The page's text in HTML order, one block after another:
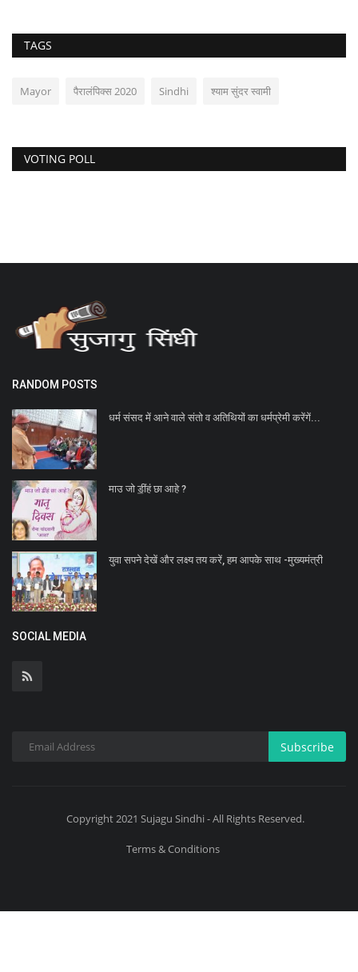
TAGS
Mayor पैरालंपिक्स 2020 Sindhi श्याम सुंदर स्वामी
VOTING POLL
RANDOM POSTS
धर्म संसद में आने वाले संतो व अतिथियों का धर्मप्रेमी करेंगें...
माउ जो ॾींहं छा आहे ?
युवा सपने देखें और लक्ष्य तय करें, हम आपके साथ -मुख्यमंत्री
SOCIAL MEDIA
Subscribe
Copyright 2021 Sujagu Sindhi - All Rights Reserved.
Terms & Conditions